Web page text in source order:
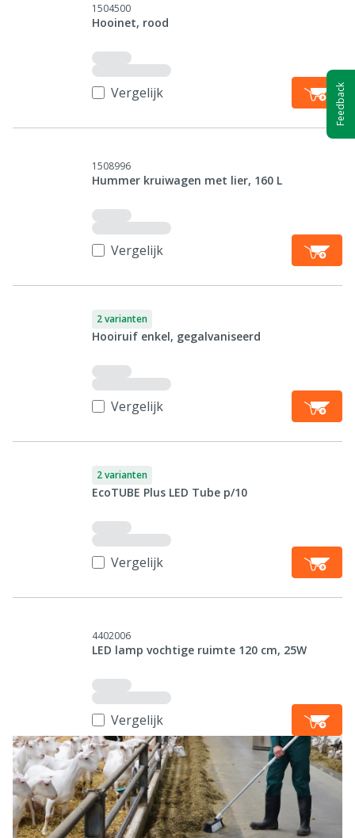
1504500
Hooinet, rood
Vergelijk
1508996
Hummer kruiwagen met lier, 160 L
Vergelijk
2 varianten
Hooiruif enkel, gegalvaniseerd
Vergelijk
2 varianten
EcoTUBE Plus LED Tube p/10
Vergelijk
4402006
LED lamp vochtige ruimte 120 cm, 25W
Vergelijk
Feedback